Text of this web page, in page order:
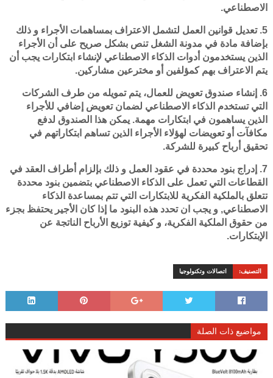
الاصطناعي.
5. تعديل قوانين العمل لتشمل الاعتراف بمساهمات الأجراء و ذلك
بإضافة مادة في مدونة الشغل تنص بشكل صريح على أن الأجراء
الذين يستخدمون أدوات الذكاء الاصطناعي لإنشاء ابتكارات يجب أن
يتم الاعتراف بهم كمؤلفين أو مخترعين مشاركين.
6. إنشاء صندوق تعويض للعمال، يتم تمويله من طرف الشركات
التي تستخدم الذكاء الاصطناعي لضمان تعويض إضافي للأجراء
الذين يساهمون في ابتكارات مهمة. يمكن هذا الصندوق لدفع
مكافآت أو تعويضات لهؤلاء الأجراء الذين تساهم ابتكاراتهم في
تحقيق أرباح كبيرة للشركة.
7. إدراج بنود محددة في عقود العمل و ذلك بإلزام أطراف العقد في
القطاعات التي تعمل على الذكاء الاصطناعي بتضمين بنود محددة
تتعلق بالملكية الفكرية للابتكارات التي تتم بمساعدة الذكاء
الاصطناعي, و يجب ان تحدد هذه البنود ما إذا كان الأجير يحتفظ بجزء
من حقوق الملكية الفكرية، و كيفية توزيع الأرباح الناتجة عن
الإبتكارات.
التصنيف: اتصالات وتكنولوجيا
مواضيع ذات الصلة